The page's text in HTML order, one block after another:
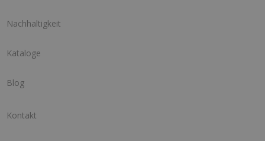
Nachhaltigkeit
Kataloge
Blog
Kontakt